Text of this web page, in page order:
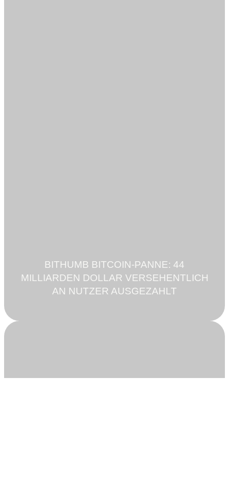
BITHUMB BITCOIN-PANNE: 44
MILLIARDEN DOLLAR VERSEHENTLICH
AN NUTZER AUSGEZAHLT